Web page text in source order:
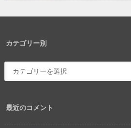
カテゴリー別
最近のコメント